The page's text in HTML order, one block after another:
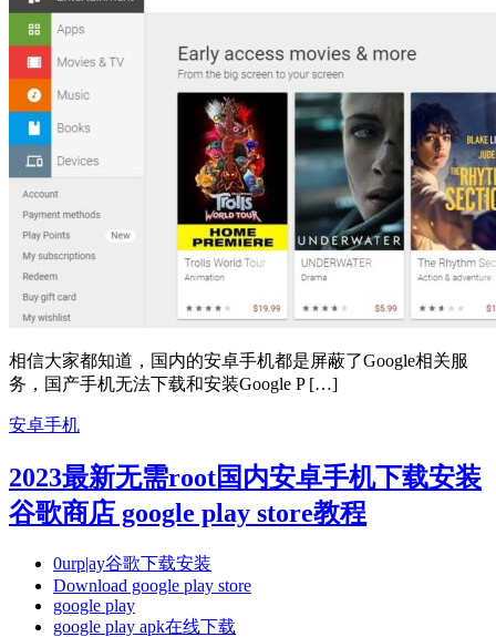
相信大家都知道，国内的安卓手机都是屏蔽了Google相关服
务，国产手机无法下载和安装Google P […]
安卓手机
2023最新无需root国内安卓手机下载安装
谷歌商店 google play store教程
0urp|ay谷歌下载安装
Download google play store
google play
google play apk在线下载